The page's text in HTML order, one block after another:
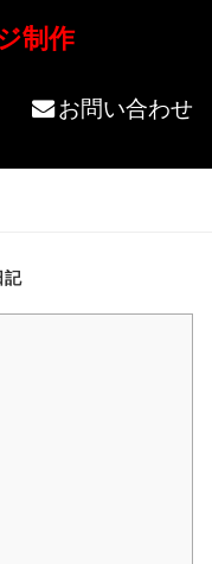
制作
お問い合わせ
記